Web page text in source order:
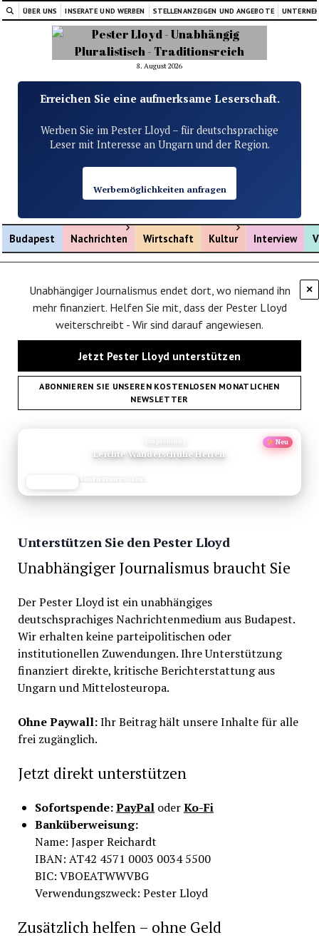
ÜBER UNS INSERATE UND WERBEN STELLENANZEIGEN UND ANGEBOTE
8. August 2026
Erreichen Sie eine aufmerksame Leserschaft.
Werben Sie im Pester Lloyd – für deutschsprachige
Leser mit Interesse an Ungarn und der Region.
Werbemöglichkeiten anfragen
Budapest Nachrichten
Menü öffnen
Wirtschaft Kultur
Menü öffnen
Interview
×
Unabhängiger Journalismus endet dort, wo niemand ihn
mehr finanziert. Helfen Sie mit, dass der Pester Lloyd
weiterschreibt - Wir sind darauf angewiesen.
Jetzt Pester Lloyd unterstützen
ABONNIEREN SIE UNSEREN KOSTENLOSEN MONATLICHEN
NEWSLETTER
Neu
Leichte Wanderschuhe Herren
Unterstützen Sie den Pester Lloyd
Unabhängiger Journalismus braucht Sie
Der Pester Lloyd ist ein unabhängiges
deutschsprachiges Nachrichtenmedium aus Budapest.
Wir erhalten keine parteipolitischen oder
institutionellen Zuwendungen. Ihre Unterstützung
finanziert direkte, kritische Berichterstattung aus
Ungarn und Mittelosteuropa.
Ohne Paywall:Ihr Beitrag hält unsere Inhalte für alle
frei zugänglich.
Jetzt direkt unterstützen
Sofortspende:PayPaloderKo-Fi
Banküberweisung:
Name: Jasper Reichardt
IBAN: AT42 4571 0003 0034 5500
BIC: VBOEATWWVBG
Verwendungszweck: Pester Lloyd
Zusätzlich helfen – ohne Geld